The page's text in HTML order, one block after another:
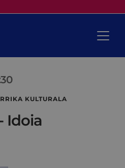
KULTURALA
Idoia